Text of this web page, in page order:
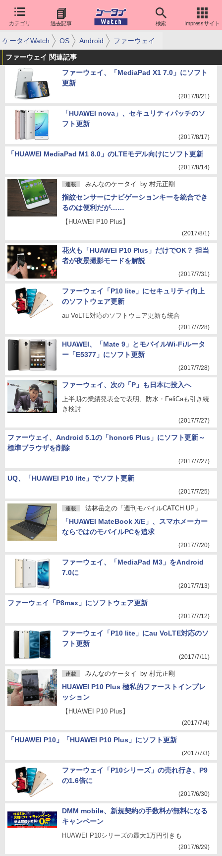
カテゴリ 過去記事 検索 Impressサイト
ケータイWatch OS Android ファーウェイ
ファーウェイ 関連記事
ファーウェイ、「MediaPad X1 7.0」にソフト
更新
(2017/8/21)
「HUAWEI nova」、セキュリティパッチのソ
フト更新
(2017/8/17)
「HUAWEI MediaPad M1 8.0」のLTEモデル向けにソフト更新
(2017/8/14)
連載 みんなのケータイ by 村元正剛
指紋センサーにナビゲーションキーを統合でき
るのは便利だが……
【HUAWEI P10 Plus】
(2017/8/1)
花火も「HUAWEI P10 Plus」だけでOK？ 担当
者が夜景撮影モードを解説
(2017/7/31)
ファーウェイ「P10 lite」にセキュリティ向上
のソフトウェア更新
au VoLTE対応のソフトウェア更新も統合
(2017/7/28)
HUAWEI、「Mate 9」とモバイルWi-Fiルータ
ー「E5377」にソフト更新
(2017/7/28)
ファーウェイ、次の「P」も日本に投入へ
上半期の業績発表会で表明、防水・FeliCaも引き続
き検討
(2017/7/27)
ファーウェイ、Android 5.1の「honor6 Plus」にソフト更新～
標準ブラウザを削除
(2017/7/27)
UQ、「HUAWEI P10 lite」でソフト更新
(2017/7/25)
連載 法林岳之の「週刊モバイルCATCH UP」
「HUAWEI MateBook X/E」、スマホメーカー
ならではのモバイルPCを追求
(2017/7/20)
ファーウェイ、「MediaPad M3」をAndroid
7.0に
(2017/7/13)
ファーウェイ「P8max」にソフトウェア更新
(2017/7/12)
ファーウェイ「P10 lite」にau VoLTE対応のソ
フト更新
(2017/7/11)
連載 みんなのケータイ by 村元正剛
HUAWEI P10 Plus 極私的ファーストインプレ
ッション
【HUAWEI P10 Plus】
(2017/7/4)
「HUAWEI P10」「HUAWEI P10 Plus」にソフト更新
(2017/7/3)
ファーウェイ「P10シリーズ」の売れ行き、P9
の1.6倍に
(2017/6/30)
DMM mobile、新規契約の手数料が無料になる
キャンペーン
HUAWEI P10シリーズの最大1万円引きも
(2017/6/29)